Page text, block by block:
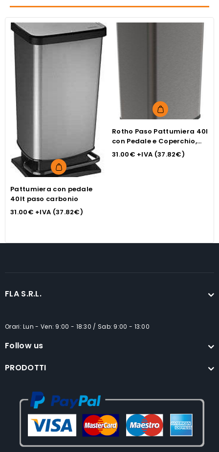
Pattumiera con pedale
40lt paso carbonio
31.00€ +IVA (37.82€)
Rotho Paso Pattumiera 40l
con Pedale e Coperchio,
Plastica PP senza BPA,
Grafite, 35.3 x 29.5 x 67.6
31.00€ +IVA (37.82€)
FLA S.R.L.
Orari: Lun - Ven: 9:00 - 18:30 / Sab: 9:00 - 13:00
Follow us
PRODOTTI